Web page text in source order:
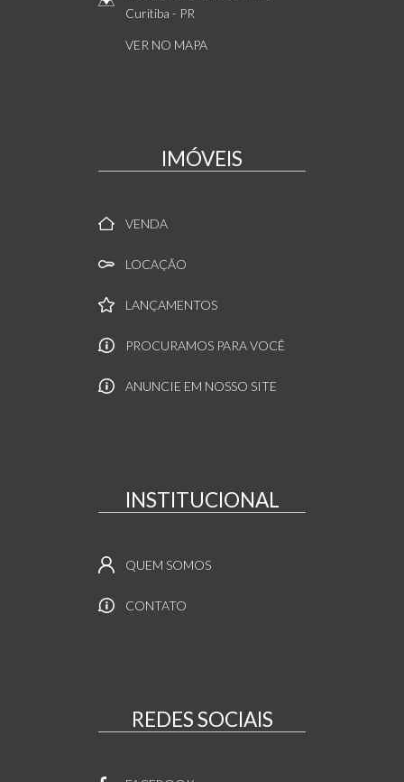
Curitiba - PR
VER NO MAPA
IMÓVEIS
VENDA
LOCAÇÃO
LANÇAMENTOS
PROCURAMOS PARA VOCÊ
ANUNCIE EM NOSSO SITE
INSTITUCIONAL
QUEM SOMOS
CONTATO
REDES SOCIAIS